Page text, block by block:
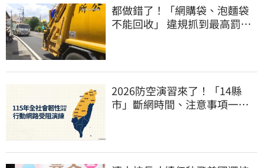
都做錯了！「網購袋、泡麵袋
不能回收」 違規抓到最高罰
2026防空演習來了！「14縣
市」斷網時間、注意事項一次